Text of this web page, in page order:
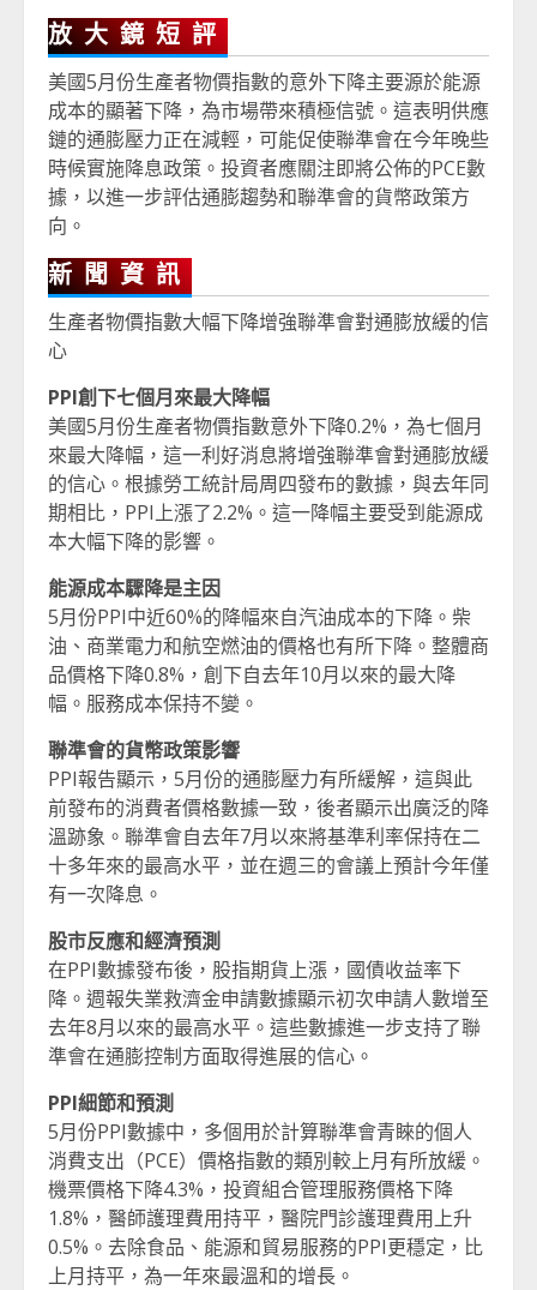
放大鏡短評
美國5月份生產者物價指數的意外下降主要源於能源
成本的顯著下降，為市場帶來積極信號。這表明供應
鏈的通膨壓力正在減輕，可能促使聯準會在今年晚些
時候實施降息政策。投資者應關注即將公佈的PCE數
據，以進一步評估通膨趨勢和聯準會的貨幣政策方
向。
新聞資訊
生產者物價指數大幅下降增強聯準會對通膨放緩的信
心
PPI創下七個月來最大降幅
美國5月份生產者物價指數意外下降0.2%，為七個月
來最大降幅，這一利好消息將增強聯準會對通膨放緩
的信心。根據勞工統計局周四發布的數據，與去年同
期相比，PPI上漲了2.2%。這一降幅主要受到能源成
本大幅下降的影響。
能源成本驟降是主因
5月份PPI中近60%的降幅來自汽油成本的下降。柴
油、商業電力和航空燃油的價格也有所下降。整體商
品價格下降0.8%，創下自去年10月以來的最大降
幅。服務成本保持不變。
聯準會的貨幣政策影響
PPI報告顯示，5月份的通膨壓力有所緩解，這與此
前發布的消費者價格數據一致，後者顯示出廣泛的降
溫跡象。聯準會自去年7月以來將基準利率保持在二
十多年來的最高水平，並在週三的會議上預計今年僅
有一次降息。
股市反應和經濟預測
在PPI數據發布後，股指期貨上漲，國債收益率下
降。週報失業救濟金申請數據顯示初次申請人數增至
去年8月以來的最高水平。這些數據進一步支持了聯
準會在通膨控制方面取得進展的信心。
PPI細節和預測
5月份PPI數據中，多個用於計算聯準會青睞的個人
消費支出（PCE）價格指數的類別較上月有所放緩。
機票價格下降4.3%，投資組合管理服務價格下降
1.8%，醫師護理費用持平，醫院門診護理費用上升
0.5%。去除食品、能源和貿易服務的PPI更穩定，比
上月持平，為一年來最溫和的增長。